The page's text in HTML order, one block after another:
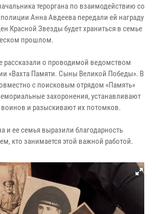
тероргана по взаимодействию со
Анна Авдеева передали ей награду
Красной Звезды будет храниться в семье
прошлом.
рассказали о проводимой ведомством
«Вахта Памяти. Сыны Великой Победы». В
с поисковым отрядом «Память»
захоронения, устанавливают
и разыскивают их потомков.
и ее семья выразили благодарность
кто занимается этой важной работой.